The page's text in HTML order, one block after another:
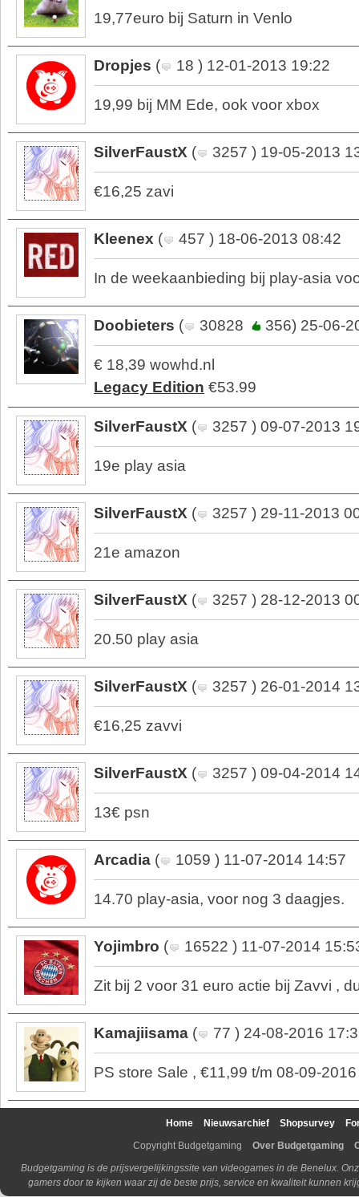
19,77euro bij Saturn in Venlo
Dropjes ( 18 ) 12-01-2013 19:22
19,99 bij MM Ede, ook voor xbox
SilverFaustX ( 3257 ) 19-05-2013
€16,25 zavi
Kleenex ( 457 ) 18-06-2013 08:42
In de weekaanbieding bij play-asia
Doobieters ( 30828 356) 25-06-
€ 18,39 wowhd.nl
Legacy Edition €53.99
SilverFaustX ( 3257 ) 09-07-2013
19e play asia
SilverFaustX ( 3257 ) 29-11-2013
21e amazon
SilverFaustX ( 3257 ) 28-12-2013
20.50 play asia
SilverFaustX ( 3257 ) 26-01-2014
€16,25 zavvi
SilverFaustX ( 3257 ) 09-04-2014
13€ psn
Arcadia ( 1059 ) 11-07-2014 14:57
14.70 play-asia, voor nog 3 daagjes.
Yojimbro ( 16522 ) 11-07-2014
Zit bij 2 voor 31 euro actie bij Zavvi ,
Kamajiisama ( 77 ) 24-08-2016
PS store Sale , €11,99 t/m 08-09-2016
Home Nieuwsarchief Shopsurvey
Copyright Budgetgaming
Over Budgetgaming
Budgetgaming is de prijsvergelijkingssite van videogames in de Benelux.
gamers door te kijken waar zij de beste prijs, service en kwaliteit kunnen